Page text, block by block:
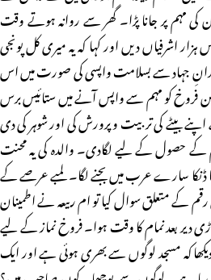
کی مہم پر جانا پڑا۔ گھر سے روانہ ہوتے وقت
اشرفیاں دیں اور کہا کہ یہ میری کل پونجی
جہاد سے بسلامت واپسی کی صورت میں اس
فروخ کو مہم سے واپس آنے میں ستائیس برس
بیٹے کی تربیت و پرورش کی اور شوہر کی دی
کے حصول کے لیے لگادی۔ والدہ کی یہ محنت
ڈنکا سارے عرب میں بجنے لگا۔ لمبے عرصے کے
کے متعلق سوال کیا تو ام ربیعہ نے اطمینان
دیر بعد نمام کا وقت ہوا۔ فروخ نماز کے لیے
کہ مسجد لوگوں سے بھری ہوئی ہے اور ایک